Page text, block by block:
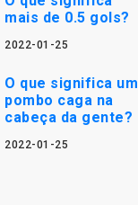
mais de 0.5 gols?
2022-01-25
O que significa um
pombo caga na
cabeça da gente?
2022-01-25